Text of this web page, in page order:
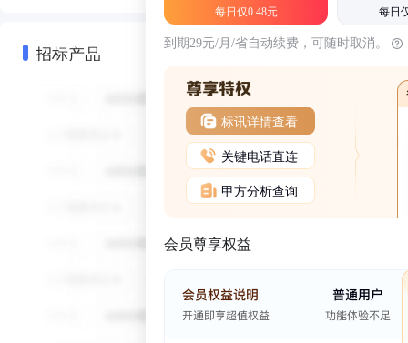
招标产品
每日仅0.48元 每日
到期29元/月/省自动续费，可随时取消。
标讯详情查看
关键电话直连
甲方分析查询
会员尊享权益